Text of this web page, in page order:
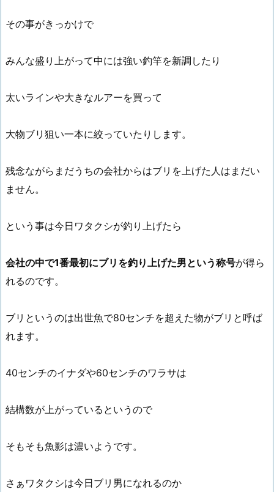
その事がきっかけで
みんな盛り上がって中には強い釣竿を新調したり
太いラインや大きなルアーを買って
大物ブリ狙い一本に絞っていたりします。
残念ながらまだうちの会社からはブリを上げた人はまだい
ません。
という事は今日ワタクシが釣り上げたら
会社の中で1番最初にブリを釣り上げた男という称号が得ら
れるのです。
ブリというのは出世魚で80センチを超えた物がブリと呼ば
れます。
40センチのイナダや60センチのワラサは
結構数が上がっているというので
そもそも魚影は濃いようです。
さぁワタクシは今日ブリ男になれるのか